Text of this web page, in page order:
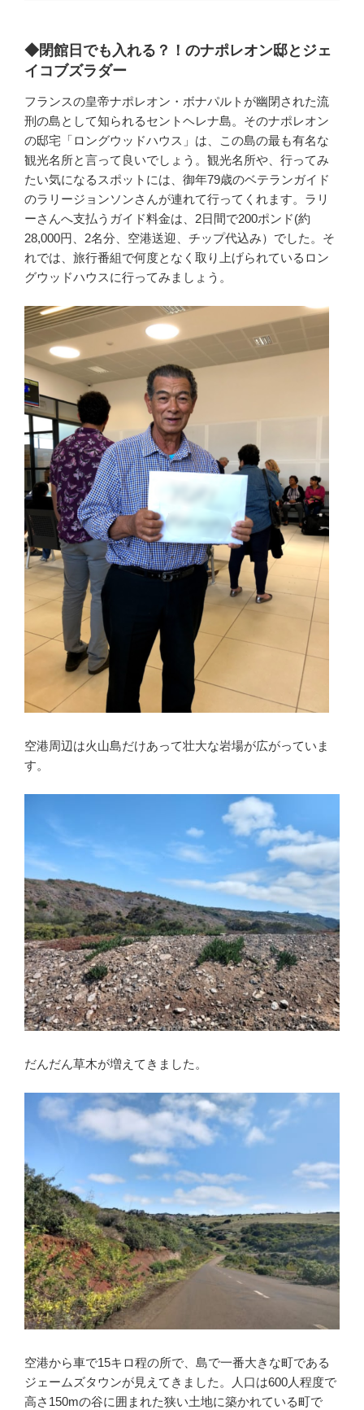
◆閉館日でも入れる？！のナポレオン邸とジェ
イコブズラダー
フランスの皇帝ナポレオン・ボナパルトが幽閉された流
刑の島として知られるセントヘレナ島。そのナポレオン
の邸宅「ロングウッドハウス」は、この島の最も有名な
観光名所と言って良いでしょう。観光名所や、行ってみ
たい気になるスポットには、御年79歳のベテランガイド
のラリージョンソンさんが連れて行ってくれます。ラリ
ーさんへ支払うガイド料金は、2日間で200ポンド(約
28,000円、2名分、空港送迎、チップ代込み）でした。そ
れでは、旅行番組で何度となく取り上げられているロン
グウッドハウスに行ってみましょう。
空港周辺は火山島だけあって壮大な岩場が広がっていま
す。
だんだん草木が増えてきました。
空港から車で15キロ程の所で、島で一番大きな町である
ジェームズタウンが見えてきました。人口は600人程度で
高さ150mの谷に囲まれた狭い土地に築かれている町で